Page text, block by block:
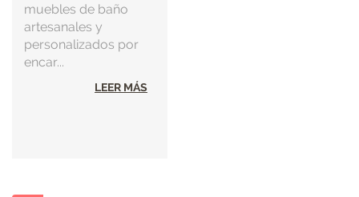
muebles de baño
artesanales y
personalizados por
encar...
LEER MÁS